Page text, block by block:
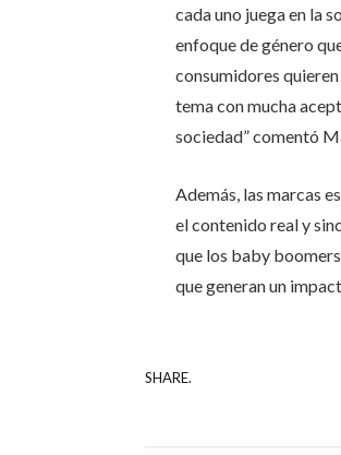
cada uno juega en la
enfoque de género
consumidores
tema con mucha
sociedad” comentó
Además, las marcas
el contenido real y
que los baby
que generan un
SHARE.